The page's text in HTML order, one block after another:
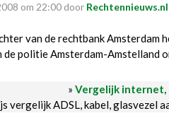
om 22:00 door Rechtennieuws.nl
van de rechtbank Amsterdam
de politie Amsterdam-Amstelland
» Vergelijk internet,
vergelijk ADSL, kabel, glasvezel